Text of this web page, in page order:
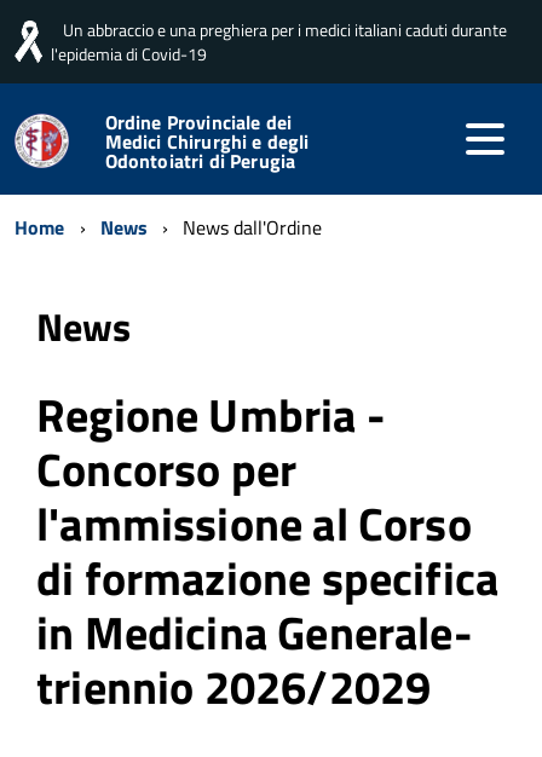
Un abbraccio e una preghiera per i medici italiani caduti durante
l'epidemia di Covid-19
Ordine Provinciale dei
Medici Chirurghi e degli
Odontoiatri di Perugia
Home News News dall'Ordine
News
Regione Umbria -
Concorso per
l'ammissione al Corso
di formazione specifica
in Medicina Generale-
triennio 2026/2029